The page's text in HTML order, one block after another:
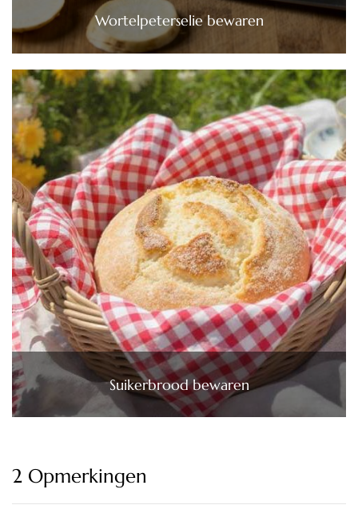
Wortelpeterselie bewaren
Suikerbrood bewaren
2 Opmerkingen